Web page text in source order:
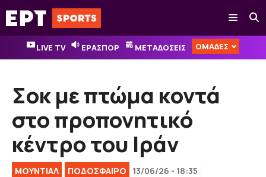
Μετάβαση
σε
περιεχόμενο
Μενού
LIVE TV ΕΡΑΣΠΟΡ ΜΕΤΑΔΟΣΕΙΣ ΟΜΑΔΕΣ
Σοκ με πτώμα κοντά
στο προπονητικό
κέντρο του Ιράν
ΜΟΥΝΤΙΑΛ ΠΟΔΟΣΦΑΙΡΟ 13/06/26 - 18:35